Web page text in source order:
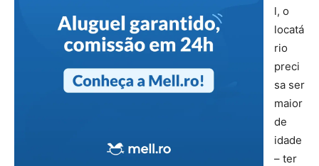
l, o
locatá
rio
preci
sa ser
maior
de
idade
– ter